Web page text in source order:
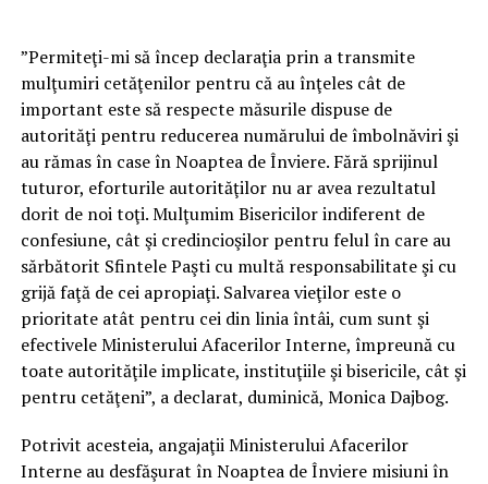
”Permiteţi-mi să încep declaraţia prin a transmite
mulţumiri cetăţenilor pentru că au înţeles cât de
important este să respecte măsurile dispuse de
autorităţi pentru reducerea numărului de îmbolnăviri şi
au rămas în case în Noaptea de Înviere. Fără sprijinul
tuturor, eforturile autorităţilor nu ar avea rezultatul
dorit de noi toţi. Mulţumim Bisericilor indiferent de
confesiune, cât şi credincioşilor pentru felul în care au
sărbătorit Sfintele Paşti cu multă responsabilitate şi cu
grijă faţă de cei apropiaţi. Salvarea vieţilor este o
prioritate atât pentru cei din linia întâi, cum sunt şi
efectivele Ministerului Afacerilor Interne, împreună cu
toate autorităţile implicate, instituţiile şi bisericile, cât şi
pentru cetăţeni”, a declarat, duminică, Monica Dajbog.
Potrivit acesteia, angajaţii Ministerului Afacerilor
Interne au desfăşurat în Noaptea de Înviere misiuni în